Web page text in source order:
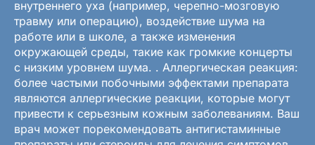
внутреннего уха (например, черепно-мозговую
травму или операцию), воздействие шума на
работе или в школе, а также изменения
окружающей среды, такие как громкие концерты
с низким уровнем шума. . Аллергическая реакция:
более частыми побочными эффектами препарата
являются аллергические реакции, которые могут
привести к серьезным кожным заболеваниям. Ваш
врач может порекомендовать антигистаминные